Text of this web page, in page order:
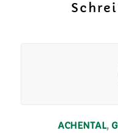
ACHENTAL,